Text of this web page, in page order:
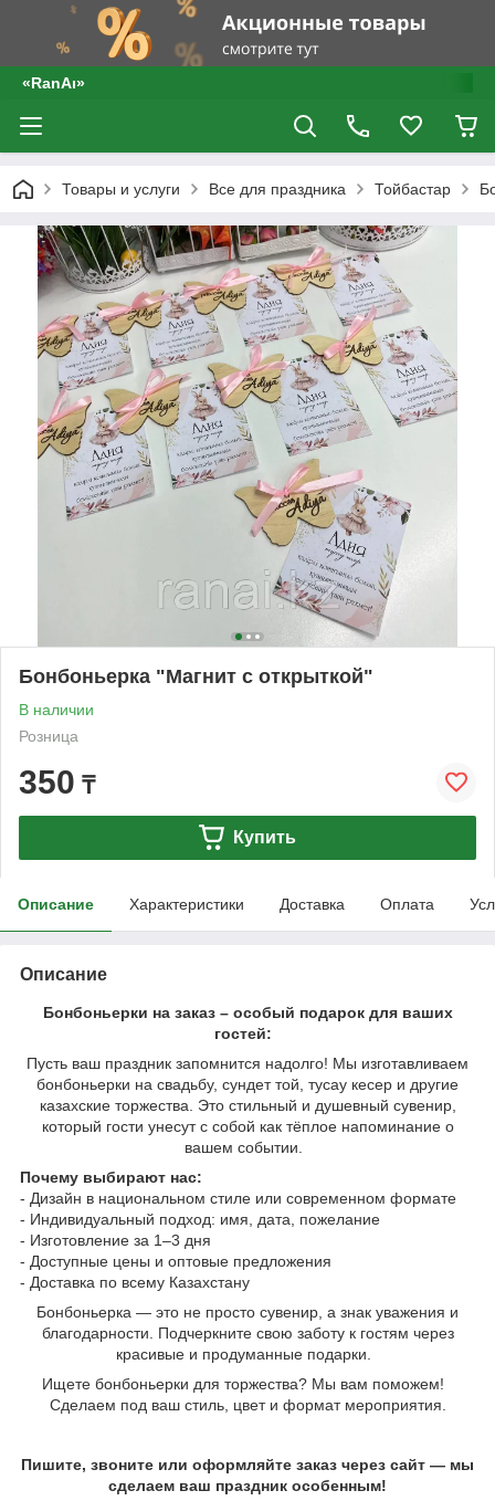
«RanAı»
Товары и услуги Все для праздника Тойбастар
Бонбоньерка "Магнит с открыткой"
В наличии
Розница
350 ₸
Купить
Описание Характеристики Доставка Оплата
Описание
Бонбоньерки на заказ – особый подарок для ваших
гостей:
Пусть ваш праздник запомнится надолго! Мы изготавливаем
бонбоньерки на свадьбу, сундет той, тусау кесер и другие
казахские торжества. Это стильный и душевный сувенир,
который гости унесут с собой как тёплое напоминание о
вашем событии.
Почему выбирают нас:
- Дизайн в национальном стиле или современном формате
- Индивидуальный подход: имя, дата, пожелание
- Изготовление за 1–3 дня
- Доступные цены и оптовые предложения
- Доставка по всему Казахстану
Бонбоньерка — это не просто сувенир, а знак уважения и
благодарности. Подчеркните свою заботу к гостям через
красивые и продуманные подарки.
Ищете бонбоньерки для торжества? Мы вам поможем!
Сделаем под ваш стиль, цвет и формат мероприятия.
Пишите, звоните или оформляйте заказ через сайт — мы
сделаем ваш праздник особенным!